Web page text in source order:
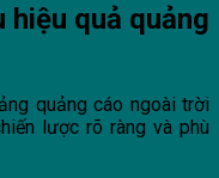
hiệu quả quảng
quảng cáo ngoài trời
lược rõ ràng và phù